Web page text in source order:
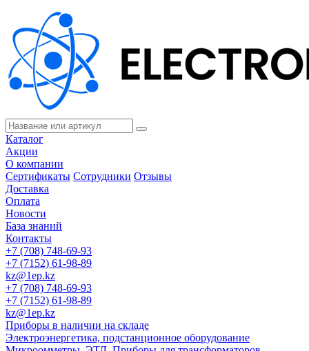
Каталог
Акции
О компании
Сертификаты Сотрудники Отзывы
Доставка
Оплата
Новости
База знаний
Контакты
+7 (708) 748-69-93
+7 (7152) 61-98-89
kz@1ep.kz
+7 (708) 748-69-93
+7 (7152) 61-98-89
kz@1ep.kz
Приборы в наличии на складе
Электроэнергетика, подстанционное оборудование